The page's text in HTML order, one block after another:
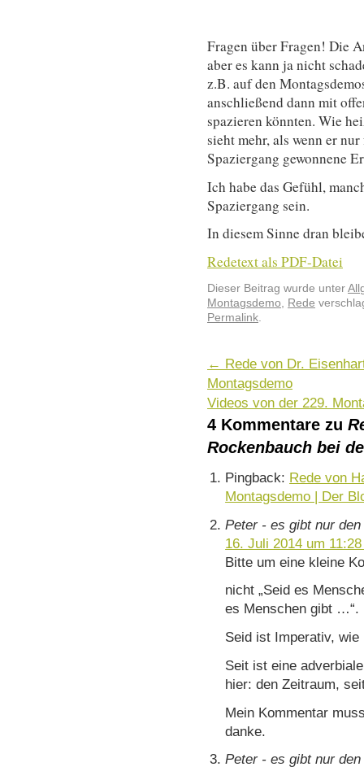
Fragen über Fragen! Die
aber es kann ja nicht
z.B. auf den
anschließend dann mit
spazieren könnten. Wie
sieht mehr, als wenn er
Spaziergang gewonnene
Ich habe das Gefühl,
Spaziergang sein.
In diesem Sinne dran
Redetext als PDF-Datei
Dieser Beitrag wurde unter
Montagsdemo
Rede
Permalink
← Rede von Dr.
Montagsdemo
Videos von der 229.
4 Kommentare zu
Rockenbauch bei
Pingback: Rede von
Montagsdemo | Der
Peter - es gibt nur den
16. Juli 2014 um
Bitte um eine kleine
nicht „Seid es
es Menschen gibt …“.
Seid ist Imperativ, wie
Seit ist eine
hier: den Zeitraum,
Mein Kommentar
danke.
Peter - es gibt nur den